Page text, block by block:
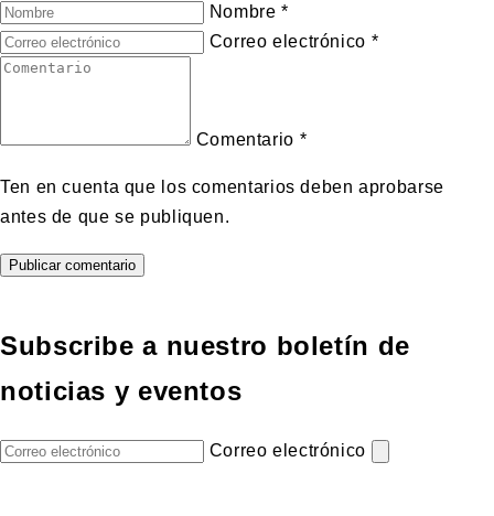
Nombre*
Correo electrónico *
Comentario *
Ten en cuenta que los comentarios deben aprobarse
antes de que se publiquen.
Subscribe a nuestro boletín de
noticias y eventos
Correo electrónico